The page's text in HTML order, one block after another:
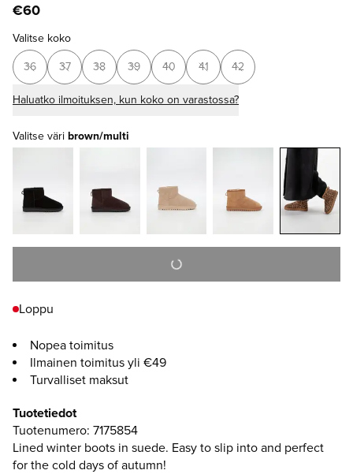
€60
Valitse koko
36 37 38 39 40 41 42
Haluatko ilmoituksen, kun koko on varastossa?
Valitse väri brown/multi
Loppu
Nopea toimitus
Ilmainen toimitus yli €49
Turvalliset maksut
Tuotetiedot
Tuotenumero: 7175854
Lined winter boots in suede. Easy to slip into and perfect
for the cold days of autumn!